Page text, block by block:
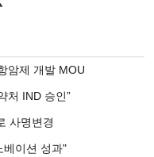
암제 개발 MOU
처 IND 승인”
사명변경
베이션 성과"